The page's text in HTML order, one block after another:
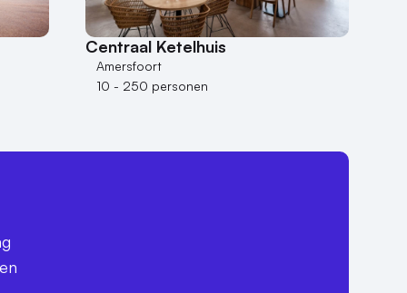
Centraal Ketelhuis
Amersfoort
10 - 250 personen